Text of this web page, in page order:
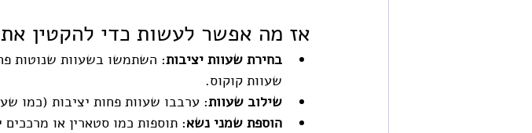
אז מה אפשר לעשות כדי להקטין
בחירת שעוות יציבות: השתמשו בשעוות שנוטות
שעוות קוקוס.
שילוב שעוות: ערבבו שעוות פחות יציבות (כמו
הוספת שמני נשא: תוספות כמו סטארין או